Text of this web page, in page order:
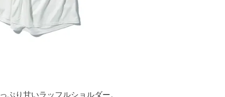
ぷり甘いラッフルショルダー。